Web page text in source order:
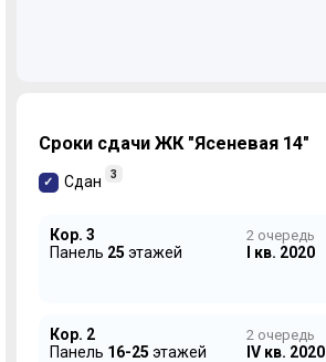
Сроки сдачи ЖК "Ясеневая 14"
Сдан 3
Кор. 3
Панель 25 этажей
2 очередь
I кв. 2020
Кор. 2
Панель 16-25 этажей
2 очередь
IV кв. 2020